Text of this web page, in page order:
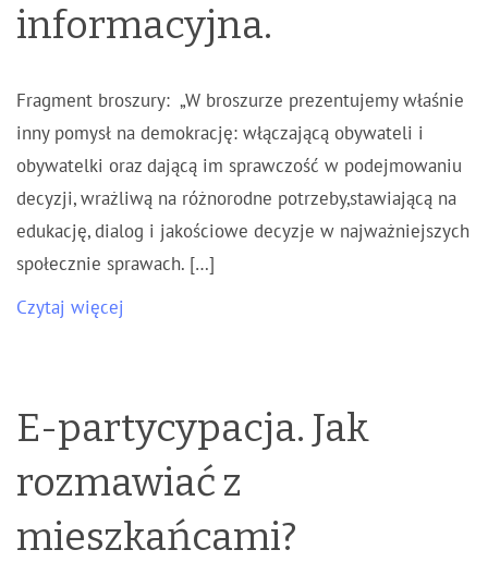
informacyjna.
Fragment broszury: „W broszurze prezentujemy właśnie
inny pomysł na demokrację: włączającą obywateli i
obywatelki oraz dającą im sprawczość w podejmowaniu
decyzji, wrażliwą na różnorodne potrzeby,stawiającą na
edukację, dialog i jakościowe decyzje w najważniejszych
społecznie sprawach. […]
Czytaj więcej
E-partycypacja. Jak
rozmawiać z
mieszkańcami?